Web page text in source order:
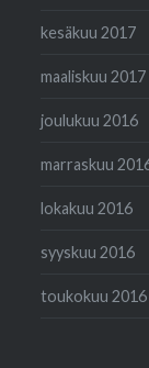
kesäkuu 2017
maaliskuu 2017
joulukuu 2016
marraskuu
lokakuu 2016
syyskuu 2016
toukokuu 2016